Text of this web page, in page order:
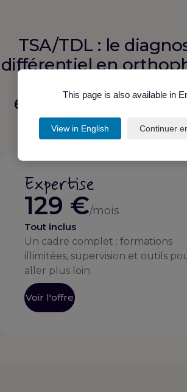
TSA/TDL : le
différentiel en
est aussi inclus
l'abonnement
Expertise
Expertise
129 €/mois
Tout inclus
Un cadre complet : formations
illimitées, supervision et outils
aller plus loin.
Voir l'offre
This page is also available in
View in English Continuer